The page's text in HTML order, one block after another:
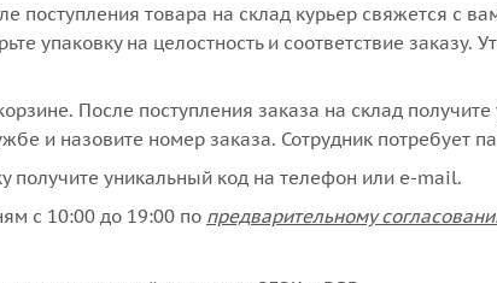
поступления товара на склад курьер свяжется с
упаковку на целостность и соответствие заказу.
После поступления заказа на склад получите
и назовите номер заказа. Сотрудник потребует
получите уникальный код на телефон или e-mail.
с 10:00 до 19:00 по предварительному